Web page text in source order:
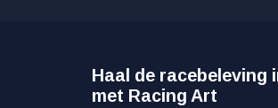
Haal de racebeleving
met Racing Art